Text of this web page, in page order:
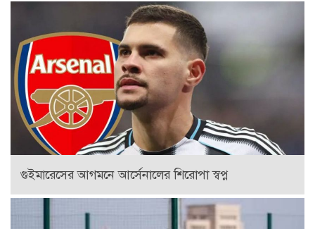
গুইমারেসের আগমনে আর্সেনালের শিরোপা স্বপ্ন